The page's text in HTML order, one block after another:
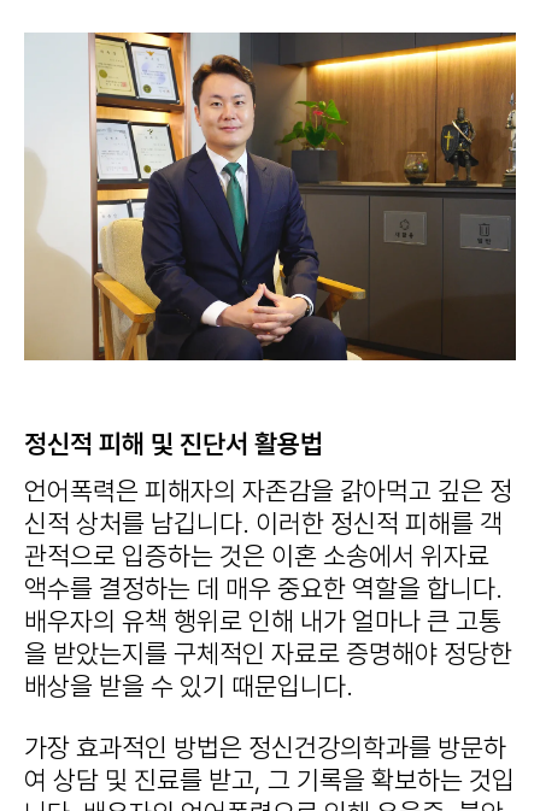
정신적 피해 및 진단서 활용법
언어폭력은 피해자의 자존감을 갉아먹고 깊은 정
신적 상처를 남깁니다. 이러한 정신적 피해를 객
관적으로 입증하는 것은 이혼 소송에서 위자료
액수를 결정하는 데 매우 중요한 역할을 합니다.
배우자의 유책 행위로 인해 내가 얼마나 큰 고통
을 받았는지를 구체적인 자료로 증명해야 정당한
배상을 받을 수 있기 때문입니다.
가장 효과적인 방법은 정신건강의학과를 방문하
여 상담 및 진료를 받고, 그 기록을 확보하는 것입